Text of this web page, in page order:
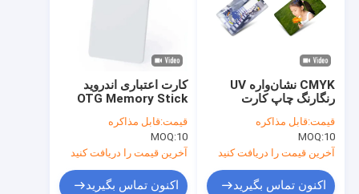
کارت اعتباری اندروید
OTG Memory Stick
64GB 128GB
قیمت:قابل مذاکره
MOQ:10
آخرین قیمت را دریافت کنید
اکنون تماس بگیرید
CMYK نشان‌واره UV
رنگارنگ چاپ کارت
3.0 15MB/S
قیمت:قابل مذاکره
MOQ:10
آخرین قیمت را دریافت کنید
اکنون تماس بگیرید